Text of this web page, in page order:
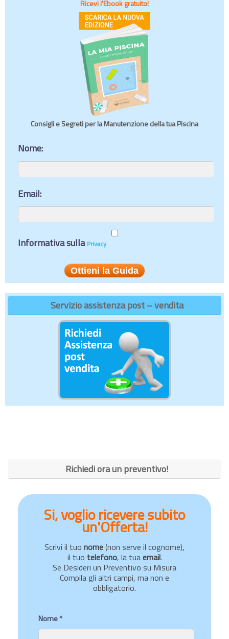
Ricevi l'Ebook gratuito!
Consigli e Segreti per la Manutenzione della tua Piscina
Nome:
Email:
Informativa sulla Privacy
Servizio assistenza post – vendita
Richiedi ora un preventivo!
Si, voglio ricevere subito
un'Offerta!
Scrivi il tuo nome(non serve il cognome),
il tuo telefono, la tuaemail.
Se Desideri un Preventivo su Misura
Compila gli altri campi, ma non e
obbligatorio.
Nome *